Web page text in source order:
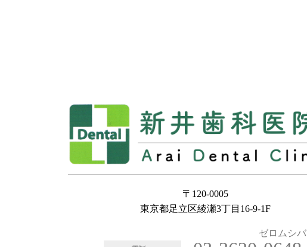
〒120-0005
東京都足立区綾瀬3丁目16-9-1F
ゼロムシバ